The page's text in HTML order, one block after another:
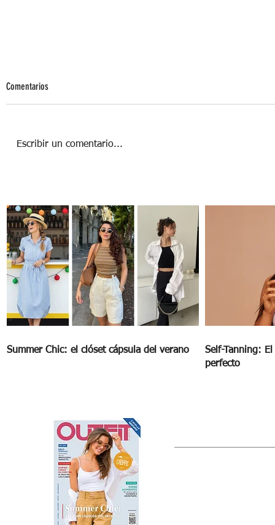
Comentarios
Escribir un comentario...
Summer Chic: el clóset cápsula del verano
Self-Tanning:
perfecto